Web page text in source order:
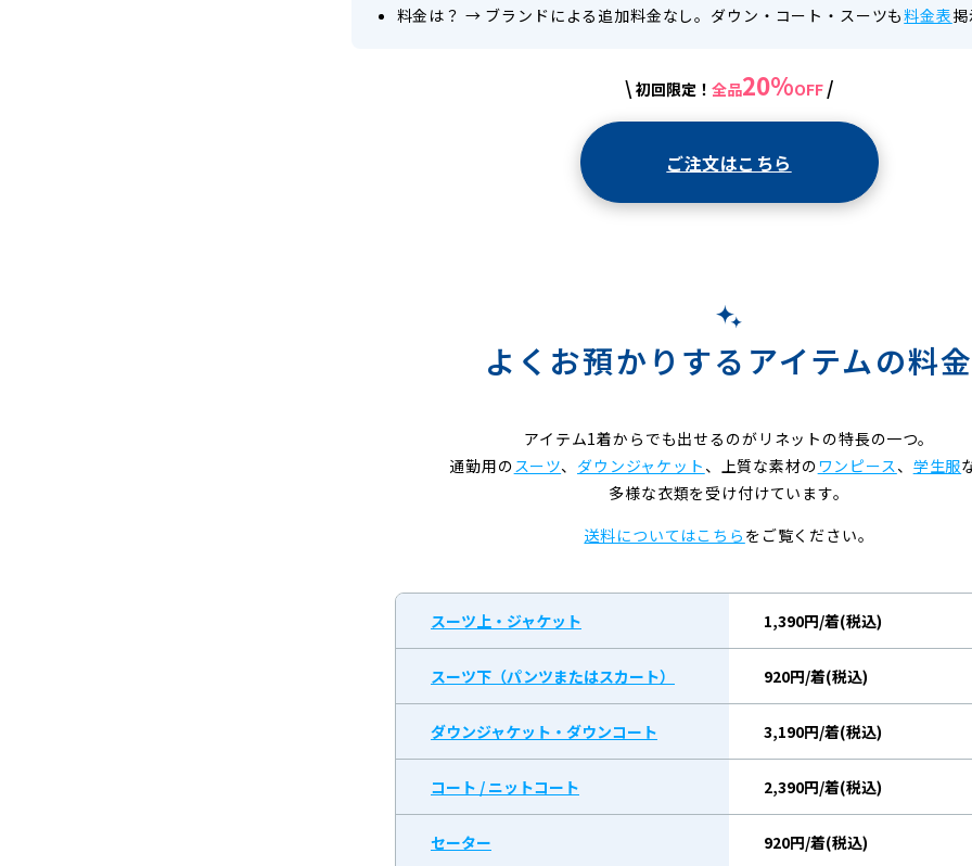
料金は？ → ブランドによる追加料金なし。ダウン・コート・スーツも料金表掲
\ 初回限定！ 全品20%OFF /
ご注文はこちら
よくお預かりするアイテムの料金
アイテム1着からでも出せるのがリネットの特長の一つ。
通勤用のスーツ、 ダウンジャケット 、上質な素材のワンピース、 学生服
多様な衣類を受け付けています。
送料についてはこちら をご覧ください。
スーツ上・ジャケット 1,390円/着(税込)
スーツ下（パンツまたはスカート） 920円/着(税込)
ダウンジャケット・ダウンコート 3,190円/着(税込)
コート / ニットコート 2,390円/着(税込)
セーター 920円/着(税込)